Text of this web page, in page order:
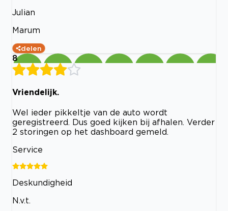
Julian
Marum
delen
8
Vriendelijk.
Wel ieder pikkeltje van de auto wordt
geregistreerd. Dus goed kijken bij afhalen. Verder
2 storingen op het dashboard gemeld.
Service
Deskundigheid
N.v.t.